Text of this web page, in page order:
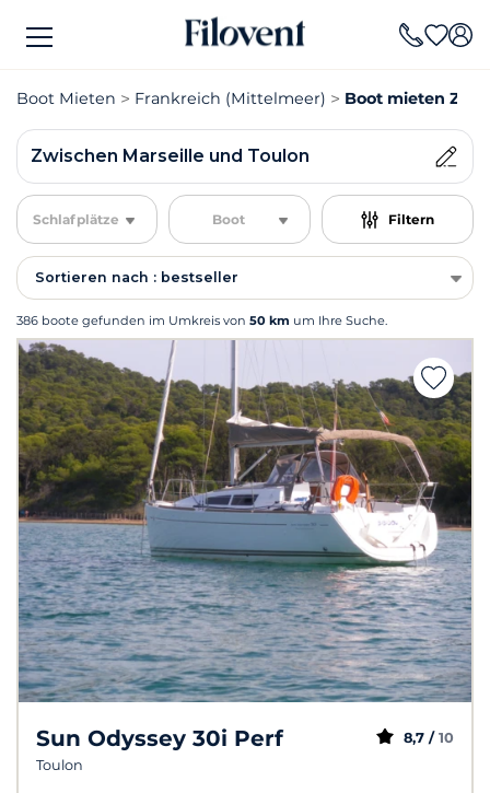
Boot Mieten Frankreich (Mittelmeer) Boot mieten
Zwischen Marseille und Toulon
Schlafplätze Boot Filtern
Sortieren nach : bestseller
386 boote gefunden im Umkreis von 50 km um Ihre Suche.
Sun Odyssey 30i Perf
Toulon
8,7 / 10